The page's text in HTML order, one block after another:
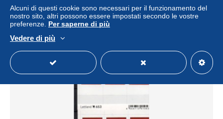
± 11,56 USD
Alcuni di questi cookie sono necessari per il funzionamento del
nostro sito, altri possono essere impostati secondo le vostre
preferenze. Per saperne di più
Vedere di più